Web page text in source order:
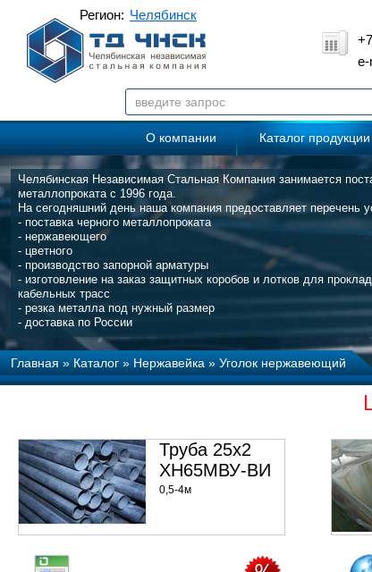
e-
Челябинск
Регион:
О компании Каталог продукции
Челябинская Независимая Стальная Компания занимается
металлопроката с 1996 года.
На сегодняшний день наша компания предоставляет перечень
- поставка черного металлопроката
- нержавеющего
- цветного
- производство запорной арматуры
- изготовление на заказ защитных коробов и лотков для
кабельных трасс
- резка металла под нужный размер
- доставка по России
Главная»Каталог»Нержавейка»Уголок нержавеющий
Труба 25х2
ХН65МВУ-ВИ
0,5-4м